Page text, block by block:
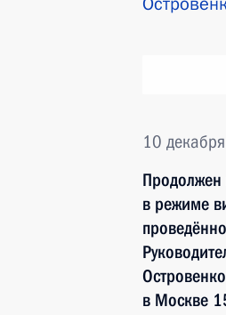
10
Продолжен
в режиме
в Москве